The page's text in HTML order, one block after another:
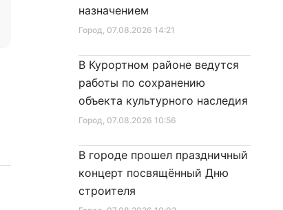
Город, 07.08.2026 14:21
назначением
Город, 07.08.2026 10:56
В Курортном районе ведутся
работы по сохранению
объекта культурного наследия
В городе прошел праздничный
концерт посвящённый Дню
строителя